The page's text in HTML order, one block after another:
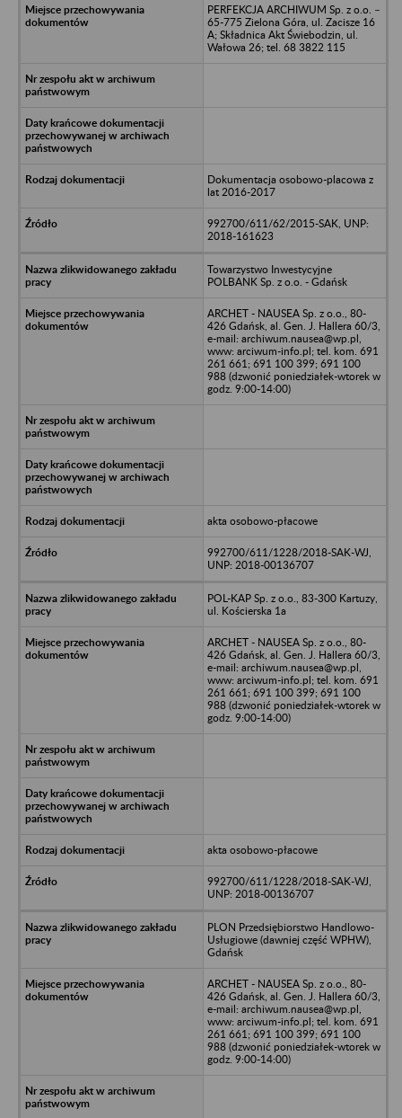
PERFEKCJA ARCHIWUM Sp. z o.o. –
65-775 Zielona Góra, ul. Zacisze 16
A; Składnica Akt Świebodzin, ul.
Wałowa 26; tel. 68 3822 115
Dokumentacja osobowo-placowa z
lat 2016-2017
992700/611/62/2015-SAK, UNP:
2018-161623
Towarzystwo Inwestycyjne
POLBANK Sp. z o.o. - Gdańsk
ARCHET - NAUSEA Sp. z o.o., 80-
426 Gdańsk, al. Gen. J. Hallera 60/3,
e-mail: archiwum.nausea@wp.pl,
www: arciwum-info.pl; tel. kom. 691
261 661; 691 100 399; 691 100
988 (dzwonić poniedziałek-wtorek w
godz. 9:00-14:00)
akta osobowo-płacowe
992700/611/1228/2018-SAK-WJ,
UNP: 2018-00136707
POL-KAP Sp. z o.o., 83-300 Kartuzy,
ul. Kościerska 1a
ARCHET - NAUSEA Sp. z o.o., 80-
426 Gdańsk, al. Gen. J. Hallera 60/3,
e-mail: archiwum.nausea@wp.pl,
www: arciwum-info.pl; tel. kom. 691
261 661; 691 100 399; 691 100
988 (dzwonić poniedziałek-wtorek w
godz. 9:00-14:00)
akta osobowo-płacowe
992700/611/1228/2018-SAK-WJ,
UNP: 2018-00136707
PLON Przedsiębiorstwo Handlowo-
Usługiowe (dawniej część WPHW),
Gdańsk
ARCHET - NAUSEA Sp. z o.o., 80-
426 Gdańsk, al. Gen. J. Hallera 60/3,
e-mail: archiwum.nausea@wp.pl,
www: arciwum-info.pl; tel. kom. 691
261 661; 691 100 399; 691 100
988 (dzwonić poniedziałek-wtorek w
godz. 9:00-14:00)